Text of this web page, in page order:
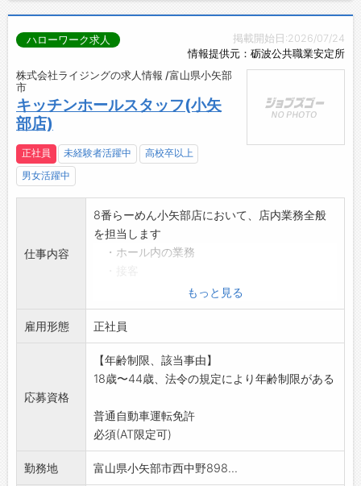
掲載開始日:2026/07/24
情報提供元：砺波公共職業安定所
ハローワーク求人
株式会社ライジングの求人情報 /富山県小矢部
市
キッチンホールスタッフ(小矢
部店)
正社員 未経験者活躍中
高校卒以上
男女活躍中
仕事内容
8番らーめん小矢部店において、店内業務全般
を担当します
・ホール内の業務
・キッチンでの調理補助業務
*本人の希望・能力等に応じて店長候補として業
務にあたっていた
だくこともあります
その場合は賃金を考慮します
※面接を希望される方は、事前にハローワーク
を受けてください
もっと見る
雇用形態 正社員
応募資格
【年齢制限、該当事由】
18歳〜44歳、法令の規定により年齢制限がある
普通自動車運転免許
必須(AT限定可)
勤務地 富山県小矢部市西中野898...